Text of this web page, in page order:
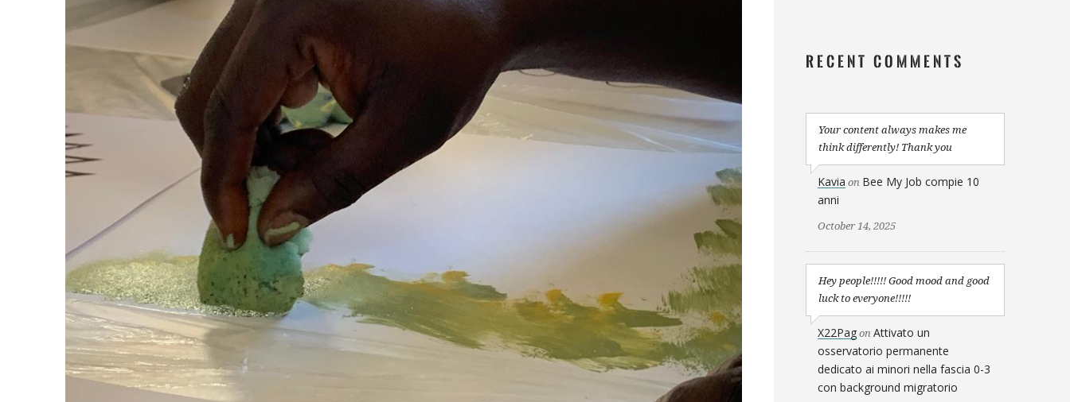
RECENT COMMENTS
Your content always makes me
think differently! Thank you
Kavia on Bee My Job compie 10
anni
October 14, 2025
Hey people!!!!! Good mood and good
luck to everyone!!!!!
X22Pag on Attivato un
osservatorio permanente
dedicato ai minori nella fascia 0-3
con background migratorio